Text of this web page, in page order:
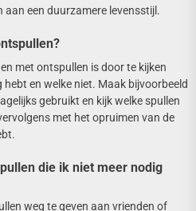
een duurzamere levensstijl.
met ontspullen is door te kijken
en welke niet. Maak bijvoorbeeld
gebruikt en kijk welke spullen
met het opruimen van de
die ik niet meer nodig
weg te geven aan vrienden of